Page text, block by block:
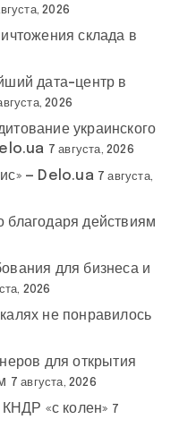
2026
склада в
дата-центр в
2026
украинского
7 августа, 2026
— Delo.ua 7 августа,
благодаря действиям
для бизнеса и
2026
не понравилось
для открытия
7 августа, 2026
«с колен» 7